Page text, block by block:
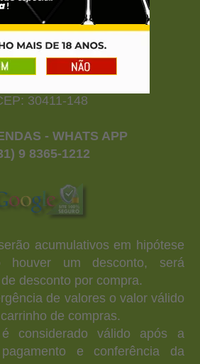
ORIGINAL LTDA
20.187.257/0001-01
Claro nº 120 - Prado
30411-148
- WHATS APP
9 8365-1212
acumulativos em hipótese
houver um desconto, será
desconto por compra.
de valores o valor válido
de compras.
considerado válido após a
e conferência da